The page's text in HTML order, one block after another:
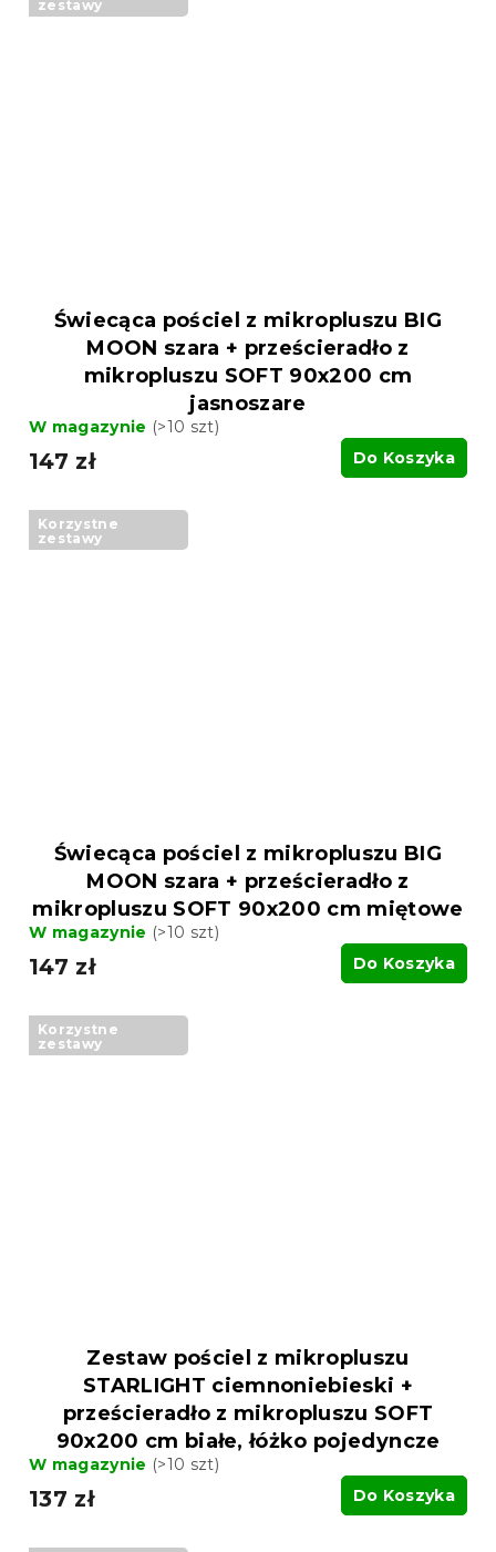
zestawy
Świecąca pościel z mikropluszu BIG
MOON szara + prześcieradło z
mikropluszu SOFT 90x200 cm
jasnoszare
W magazynie (>10 szt)
147 zł Do Koszyka
Korzystne
zestawy
Świecąca pościel z mikropluszu BIG
MOON szara + prześcieradło z
mikropluszu SOFT 90x200 cm miętowe
W magazynie (>10 szt)
147 zł Do Koszyka
Korzystne
zestawy
Zestaw pościel z mikropluszu
STARLIGHT ciemnoniebieski +
prześcieradło z mikropluszu SOFT
90x200 cm białe, łóżko pojedyncze
W magazynie (>10 szt)
137 zł Do Koszyka